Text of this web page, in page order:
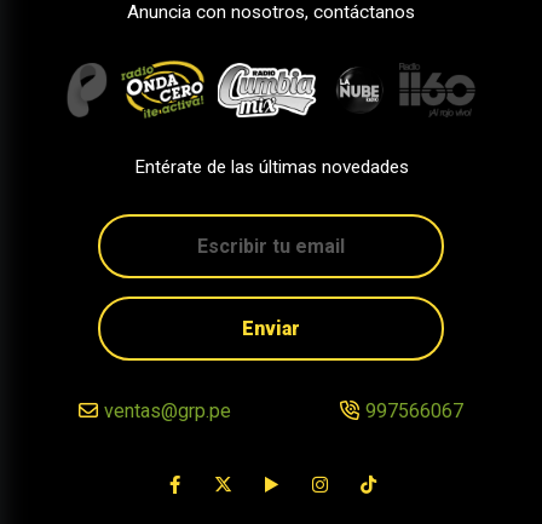
Anuncia con nosotros, contáctanos
Entérate de las últimas novedades
Enviar
ventas@grp.pe 997566067